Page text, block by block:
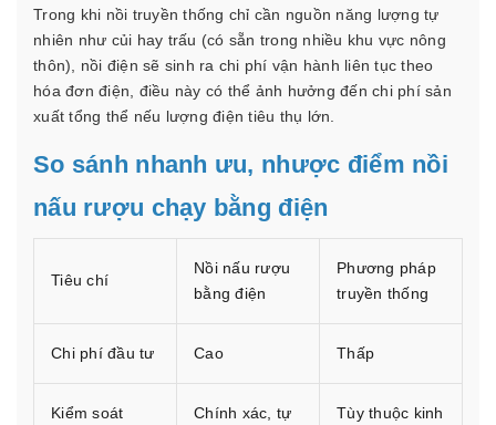
Trong khi nồi truyền thống chỉ cần nguồn năng lượng tự
nhiên như củi hay trấu (có sẵn trong nhiều khu vực nông
thôn), nồi điện sẽ sinh ra chi phí vận hành liên tục theo
hóa đơn điện, điều này có thể ảnh hưởng đến chi phí sản
xuất tổng thể nếu lượng điện tiêu thụ lớn.
So sánh nhanh ưu, nhược điểm nồi
nấu rượu chạy bằng điện
Tiêu chí
Nồi nấu rượu
bằng điện
Phương pháp
truyền thống
Chi phí đầu tư Cao Thấp
Kiểm soát
Chính xác, tự
Tùy thuộc kinh